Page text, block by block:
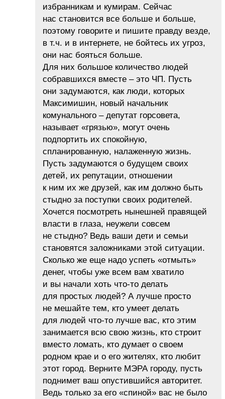
избранникам и кумирам. Сейчас
нас становится все больше и больше,
поэтому говорите и пишите правду везде,
в т.ч. и в интернете, не бойтесь их угроз,
они нас бояться больше.
Для них большое количество людей
собравшихся вместе – это ЧП. Пусть
они задумаются, как люди, которых
Максимишин, новый начальник
комунального – депутат горсовета,
называет «грязью», могут очень
подпортить их спокойную,
спланированную, налаженную жизнь.
Пусть задумаются о будущем своих
детей, их репутации, отношении
к ним их же друзей, как им должно быть
стыдно за поступки своих родителей.
Хочется посмотреть нынешней правящей
власти в глаза, неужели совсем
не стыдно? Ведь ваши дети и семьи
становятся заложниками этой ситуации.
Сколько же еще надо успеть «отмыть»
денег, чтобы уже всем вам хватило
и вы начали хоть что-то делать
для простых людей? А лучше просто
не мешайте тем, кто умеет делать
для людей что-то лучше вас, кто этим
занимается всю свою жизнь, кто строит
вместо ломать, кто думает о своем
родном крае и о его жителях, кто любит
этот город. Верните МЭРА городу, пусть
поднимет ваш опустившийся авторитет.
Ведь только за его «спиной» вас не было